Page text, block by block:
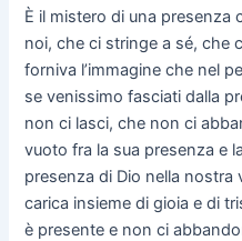
È il mistero di una presenza
noi, che ci stringe a sé, che
forniva l’immagine che nel
se venissimo fasciati dalla
non ci lasci, che non ci
vuoto fra la sua presenza e
presenza di Dio nella nostra
carica insieme di gioia e di
è presente e non ci